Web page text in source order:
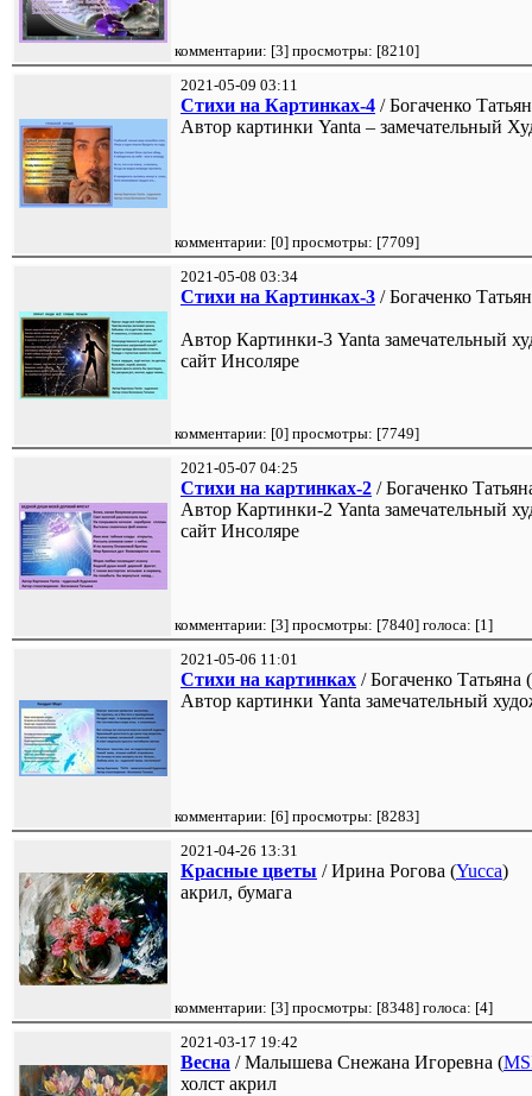
комментарии: [3] просмотры: [8210]
2021-05-09 03:11
Стихи на Картинках-4 / Богаченко
Автор картинки Yanta – замечательный
комментарии: [0] просмотры: [7709]
2021-05-08 03:34
Стихи на Картинках-3 / Богаченко
Автор Картинки-3 Yanta замечательный
сайт Инсоляре
комментарии: [0] просмотры: [7749]
2021-05-07 04:25
Стихи на картинках-2 / Богаченко
Автор Картинки-2 Yanta замечательный
сайт Инсоляре
комментарии: [3] просмотры: [7840] голоса: [1]
2021-05-06 11:01
Стихи на картинках / Богаченко Татьяна (
Автор картинки Yanta замечательный
комментарии: [6] просмотры: [8283]
2021-04-26 13:31
Красные цветы / Ирина Рогова (Yucca)
акрил, бумага
комментарии: [3] просмотры: [8348] голоса: [4]
2021-03-17 19:42
Весна / Малышева Снежана Игоревна (
холст акрил